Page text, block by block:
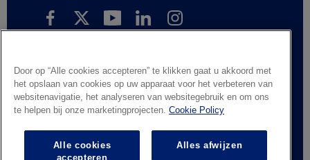
Responsible Disclosure
Inscrivez-vous pour recevoir nos nouvelles
Door op “Alle cookies accepteren” te klikken gaat u akkoord met
het opslaan van cookies op uw apparaat voor het verbeteren van
websitenavigatie, het analyseren van websitegebruik en om ons
te helpen bij onze marketingprojecten. Cookie Policy
Alle cookies
accepteren
Alles afwijzen